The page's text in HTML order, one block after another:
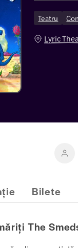
Teatru
Lyric
Bilete
The